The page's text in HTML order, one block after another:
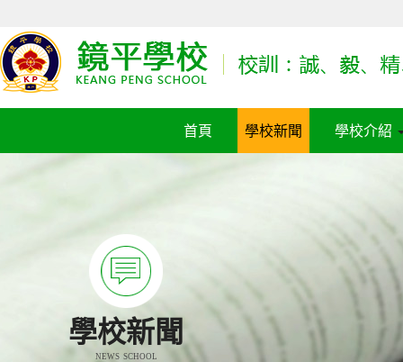
首頁 學校新聞 學校介紹
學校新聞
NEWS SCHOOL